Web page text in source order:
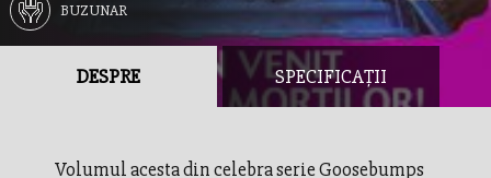
BUZUNAR
DESPRE SPECIFICAȚII
Volumul acesta din celebra serie Goosebumps